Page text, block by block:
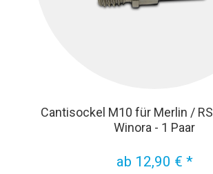
Cantisockel M10 für Merlin /
Winora - 1 Paar
ab 12,90 € *